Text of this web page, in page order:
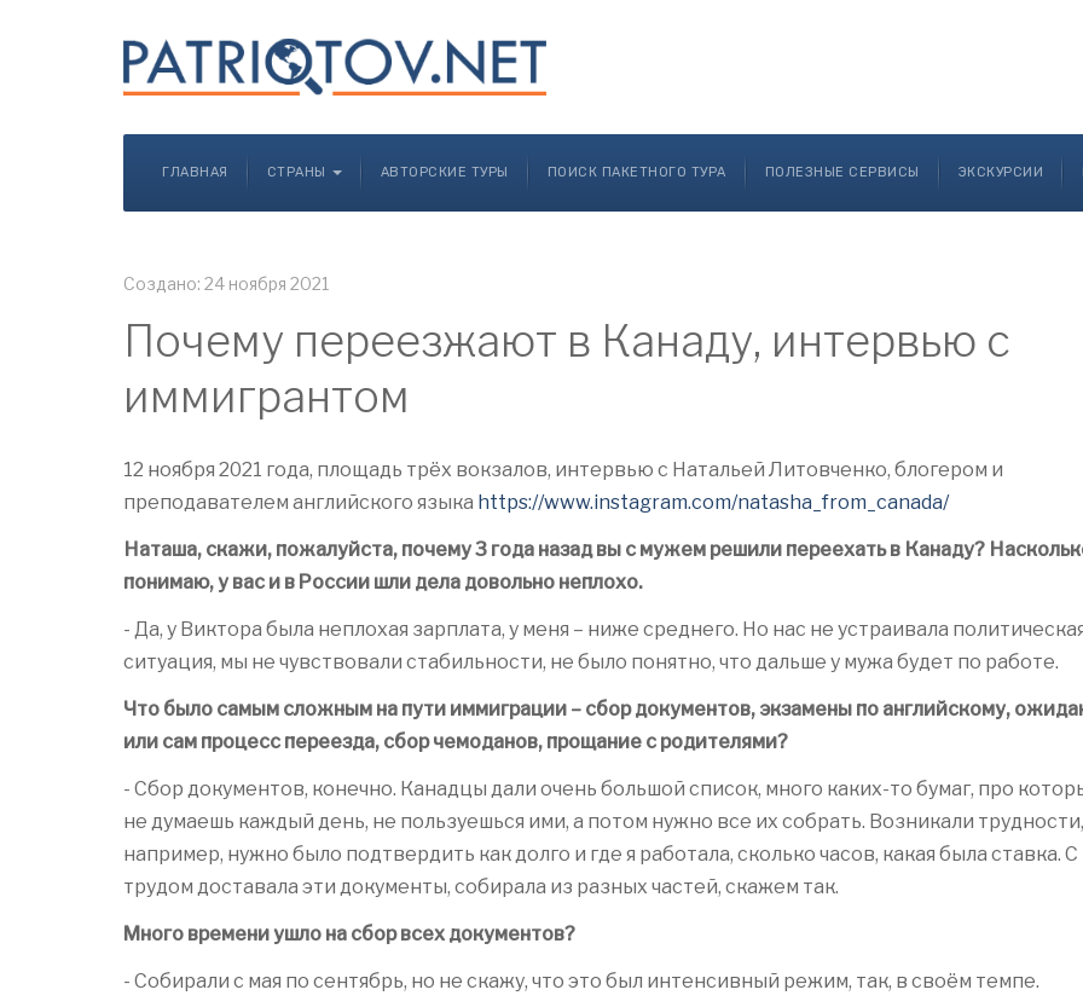
ГЛАВНАЯ СТРАНЫ АВТОРСКИЕ ТУРЫ ПОИСК ПАКЕТНОГО ТУРА ПОЛЕЗНЫЕ СЕРВИСЫ ЭКСКУРСИИ
Создано: 24 ноября 2021
Почему переезжают в Канаду, интервью с
иммигрантом
12 ноября 2021 года, площадь трёх вокзалов, интервью с Натальей Литовченко, блогером и
преподавателем английского языка https://www.instagram.com/natasha_from_canada/
Наташа, скажи, пожалуйста, почему 3 года назад вы с мужем решили переехать в Канаду?
понимаю, у вас и в России шли дела довольно неплохо.
- Да, у Виктора была неплохая зарплата, у меня – ниже среднего. Но нас не устраивала
ситуация, мы не чувствовали стабильности, не было понятно, что дальше у мужа будет по работе.
Что было самым сложным на пути иммиграции – сбор документов, экзамены по английскому,
или сам процесс переезда, сбор чемоданов, прощание с родителями?
- Сбор документов, конечно. Канадцы дали очень большой список, много каких-то бумаг, про
не думаешь каждый день, не пользуешься ими, а потом нужно все их собрать. Возникали трудности,
например, нужно было подтвердить как долго и где я работала, сколько часов, какая была ставка. С
трудом доставала эти документы, собирала из разных частей, скажем так.
Много времени ушло на сбор всех документов?
- Собирали с мая по сентябрь, но не скажу, что это был интенсивный режим, так, в своём темпе.